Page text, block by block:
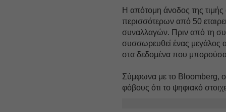
Η απότομη άνοδος της
περισσότερων από 50
συναλλαγών. Πριν από τη
συσσωρευθεί ένας μεγάλος
στα δεδομένα που
Σύμφωνα με το Bloomberg,
φόβους ότι το ψηφιακό